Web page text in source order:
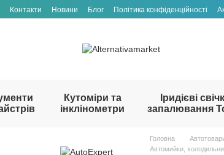
Контакти Новини Блог Політика конфіденційності
Кутоміри та
інклінометри
Іридієві
запалювання
Головна
Автомийки,